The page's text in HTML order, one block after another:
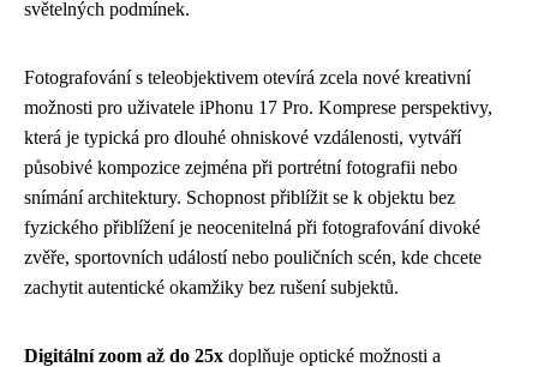
světelných podmínek.
Fotografování s teleobjektivem otevírá zcela nové kreativní
možnosti pro uživatele iPhonu 17 Pro. Komprese perspektivy,
která je typická pro dlouhé ohniskové vzdálenosti, vytváří
působivé kompozice zejména při portrétní fotografii nebo
snímání architektury. Schopnost přiblížit se k objektu bez
fyzického přiblížení je neocenitelná při fotografování divoké
zvěře, sportovních událostí nebo pouličních scén, kde chcete
zachytit autentické okamžiky bez rušení subjektů.
Digitální zoom až do 25x doplňuje optické možnosti a